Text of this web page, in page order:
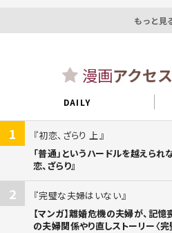
もっと見
漫画アクセ
DAILY
1
初恋、ざらり 上
「普通」というハードルを越えら
恋、ざらり』
2
完璧な夫婦はいない
【マンガ】離婚危機の夫婦が、記
の夫婦関係やり直しストーリー〈